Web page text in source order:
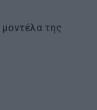
μοντέλα της